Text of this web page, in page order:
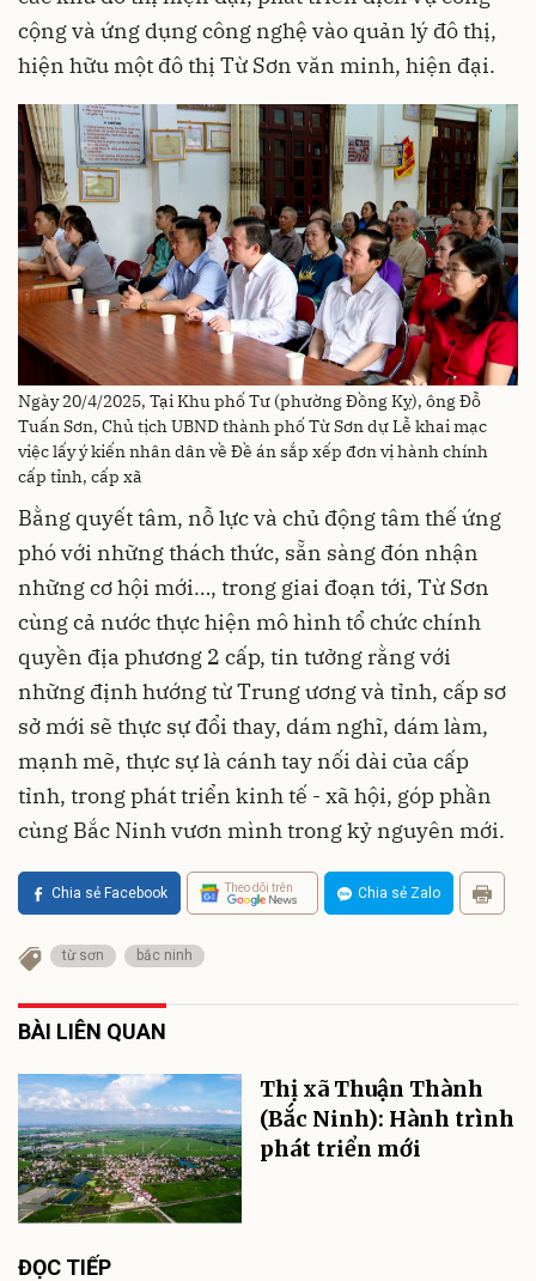
cộng và ứng dụng công nghệ vào quản lý đô thị,
hiện hữu một đô thị Từ Sơn văn minh, hiện đại.
Ngày 20/4/2025, Tại Khu phố Tư (phường Đồng Kỵ), ông Đỗ
Tuấn Sơn, Chủ tịch UBND thành phố Từ Sơn dự Lễ khai mạc
việc lấy ý kiến nhân dân về Đề án sắp xếp đơn vị hành chính
cấp tỉnh, cấp xã
Bằng quyết tâm, nỗ lực và chủ động tâm thế ứng
phó với những thách thức, sẵn sàng đón nhận
những cơ hội mới…, trong giai đoạn tới, Từ Sơn
cùng cả nước thực hiện mô hình tổ chức chính
quyền địa phương 2 cấp, tin tưởng rằng với
những định hướng từ Trung ương và tỉnh, cấp sơ
sở mới sẽ thực sự đổi thay, dám nghĩ, dám làm,
mạnh mẽ, thực sự là cánh tay nối dài của cấp
tỉnh, trong phát triển kinh tế - xã hội, góp phần
cùng Bắc Ninh vươn mình trong kỷ nguyên mới.
Chia sẻ Facebook Theo dõi trên Chia sẻ Zalo
từ sơn bắc ninh
BÀI LIÊN QUAN
Thị xã Thuận Thành
(Bắc Ninh): Hành trình
phát triển mới
ĐỌC TIẾP